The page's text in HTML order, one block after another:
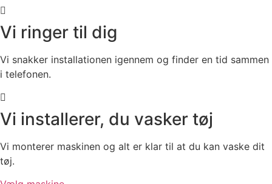
Vi ringer til dig
Vi snakker installationen igennem og finder en tid sammen
i telefonen.
Vi installerer, du vasker tøj
Vi monterer maskinen og alt er klar til at du kan vaske dit
tøj.